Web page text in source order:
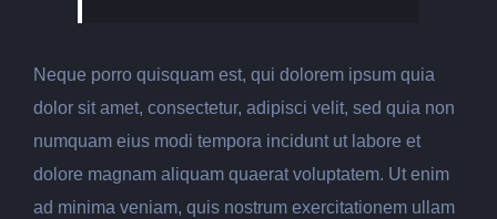
Neque porro quisquam est, qui dolorem ipsum quia
dolor sit amet, consectetur, adipisci velit, sed quia non
numquam eius modi tempora incidunt ut labore et
dolore magnam aliquam quaerat voluptatem. Ut enim
ad minima veniam, quis nostrum exercitationem ullam